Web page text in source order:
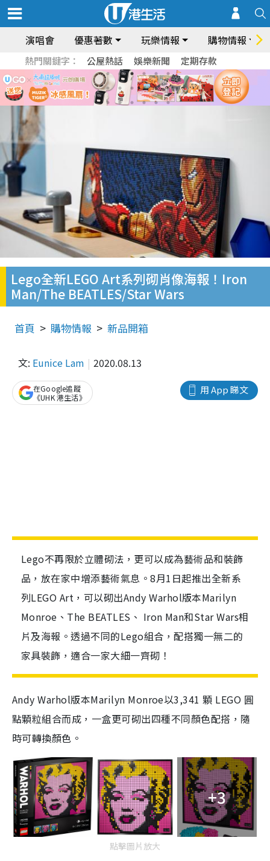
演唱會 優惠著數 玩樂情報 購物情報
熱門關鍵字： 公屋熱話 娛樂新聞 定期存款
Lego全新LEGO Art系列砌肖像海報！Iron
Man/The BEATLES/Star Wars
首頁 購物情報 新品開箱
文: Eunice Lam 2020.08.13
用 App 睇文
在Google追蹤
《UHK 港生活》
Lego不再限於立體砌法，更可以成為藝術品和裝飾
品，放在家中增添藝術氣息。8月1日起推出全新系
列LEGO Art，可以砌出Andy Warhol版本Marilyn
Monroe、The BEATLES、 Iron Man和Star Wars相
片及海報。透過不同的Lego組合，配搭獨一無二的
家具裝飾，適合一家大細一齊砌！
Andy Warhol版本Marilyn Monroe以3,341顆 LEGO 圓
點顆粒組合而成，一盒更可砌出四種不同顏色配搭，隨
時可轉換顏色。
+3
點擊圖片放大